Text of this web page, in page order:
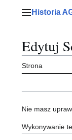
Menu główne
Historia
Edytuj
Strona
Nie masz
Wykonywanie